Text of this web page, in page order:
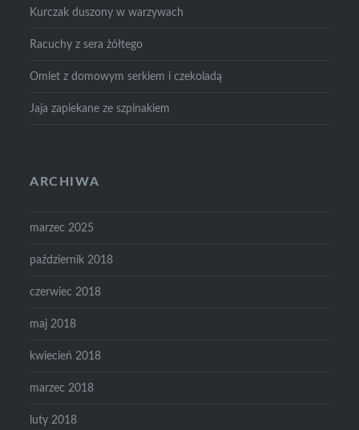
Kurczak duszony w warzywach
Racuchy z sera żółtego
Omlet z domowym serkiem i czekoladą
Jaja zapiekane ze szpinakiem
ARCHIWA
marzec 2025
październik 2018
czerwiec 2018
maj 2018
kwiecień 2018
marzec 2018
luty 2018